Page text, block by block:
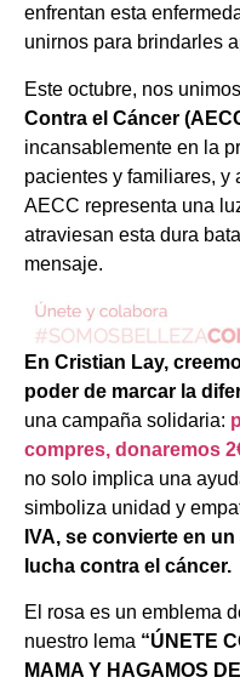
enfrentan esta
unirnos para brindarles
Este octubre, nos
Contra el Cáncer
incansablemente en la
pacientes y familiares, y
AECC representa una
atraviesan esta dura
mensaje.
En Cristian Lay,
poder de marcar la
una campaña solidaria:
compres, donaremos
no solo implica una
simboliza unidad y
IVA, se convierte en
lucha contra el cáncer.
El rosa es un emblema
nuestro lema “ÚNETE
MAMA Y HAGAMOS